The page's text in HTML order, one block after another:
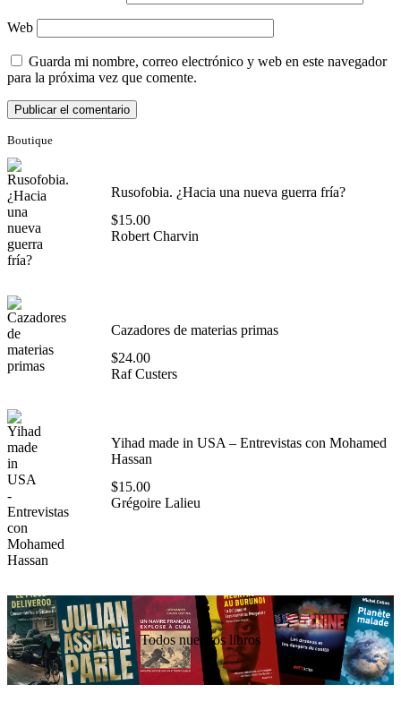
Web
Guarda mi nombre, correo electrónico y web en este navegador
para la próxima vez que comente.
Boutique
Rusofobia. ¿Hacia una nueva guerra fría?
$15.00
Robert Charvin
Cazadores de materias primas
$24.00
Raf Custers
Yihad made in USA – Entrevistas con Mohamed
Hassan
$15.00
Grégoire Lalieu
Todos nuestros libros